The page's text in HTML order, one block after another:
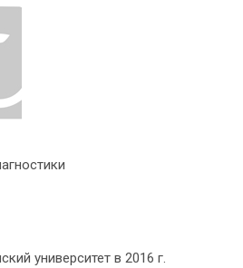
университет в 2016 г.